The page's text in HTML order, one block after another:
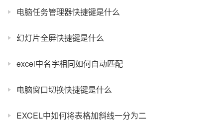
电脑任务管理器快捷键是什么
幻灯片全屏快捷键是什么
excel中名字相同如何自动匹配
电脑窗口切换快捷键是什么
EXCEL中如何将表格加斜线一分为二